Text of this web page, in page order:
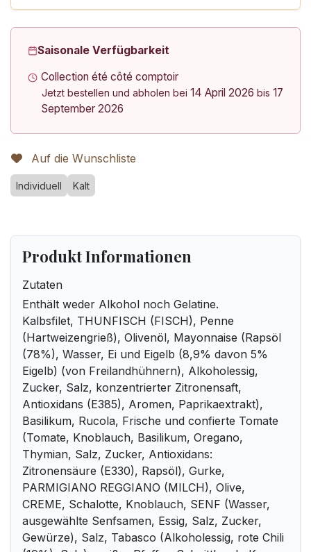
Saisonale Verfügbarkeit
Collection été côté comptoir
Jetzt bestellen und abholen bei 14 April 2026 bis 17
September 2026
Auf die Wunschliste
Individuell Kalt
Produkt Informationen
Zutaten
Enthält weder Alkohol noch Gelatine.
Kalbsfilet, THUNFISCH (FISCH), Penne
(Hartweizengrieß), Olivenöl, Mayonnaise (Rapsöl
(78%), Wasser, Ei und Eigelb (8,9% davon 5%
Eigelb) (von Freilandhühnern), Alkoholessig,
Zucker, Salz, konzentrierter Zitronensaft,
Antioxidans (E385), Aromen, Paprikaextrakt),
Basilikum, Rucola, Frische und confierte Tomate
(Tomate, Knoblauch, Basilikum, Oregano,
Thymian, Salz, Zucker, Antioxidans:
Zitronensäure (E330), Rapsöl), Gurke,
PARMIGIANO REGGIANO (MILCH), Olive,
CREME, Schalotte, Knoblauch, SENF (Wasser,
ausgewählte Senfsamen, Essig, Salz, Zucker,
Gewürze), Salz, Tabasco (Alkoholessig, rote Chili